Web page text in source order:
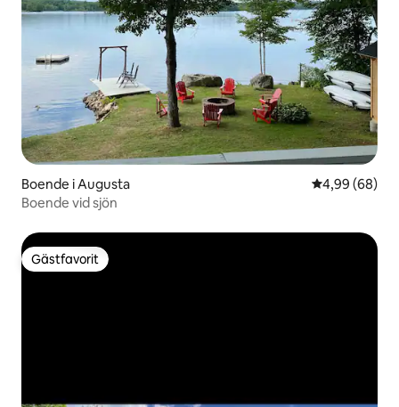
Boende i Augusta 4,99 av 5 i
4,99 (68)
Boende vid sjön
Gästfavorit
Gästfavorit